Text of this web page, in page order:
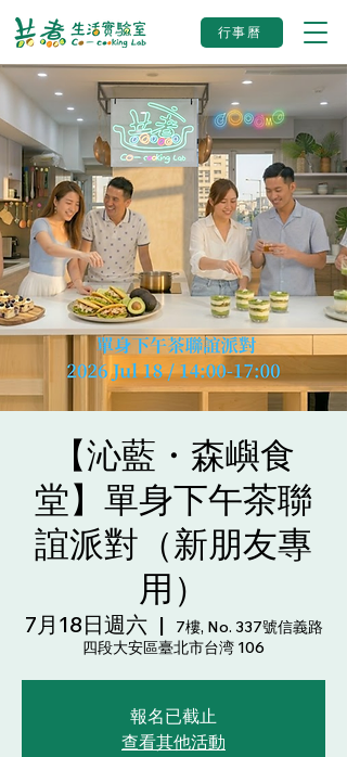
行事曆
【沁藍・森嶼食
堂】單身下午茶聯
誼派對（新朋友專
用）
7月18日週六
  |
7樓, No. 337號信義路
四段大安區臺北市台湾 106
報名已截止
查看其他活動